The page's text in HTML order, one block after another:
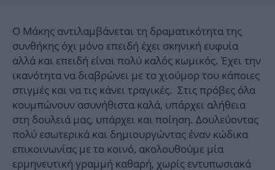
Ο Μάκης αντιλαμβάνεται τη δραματικότητα της
συνθήκης όχι μόνο επειδή έχει σκηνική ευφυία
αλλά και επειδή είναι πολύ καλός κωμικός. Έχει την
ικανότητα να διαβρώνει με το χιούμορ του κάποιες
στιγμές και να τις κάνει τραγικές. Στις πρόβες όλα
κουμπώνουν ασυνήθιστα καλά, υπάρχει αλήθεια
στη δουλειά μας, υπάρχει και ποίηση. Δουλεύοντας
πολύ εσωτερικά και δημιουργώντας έναν κώδικα
επικοινωνίας με το κοινό, ακολουθούμε μία
ερμηνευτική γραμμή καθαρή, χωρίς εντυπωσιακά